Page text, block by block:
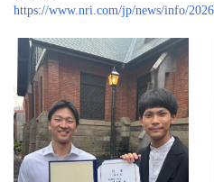
https://www.nri.com/jp/news/info/